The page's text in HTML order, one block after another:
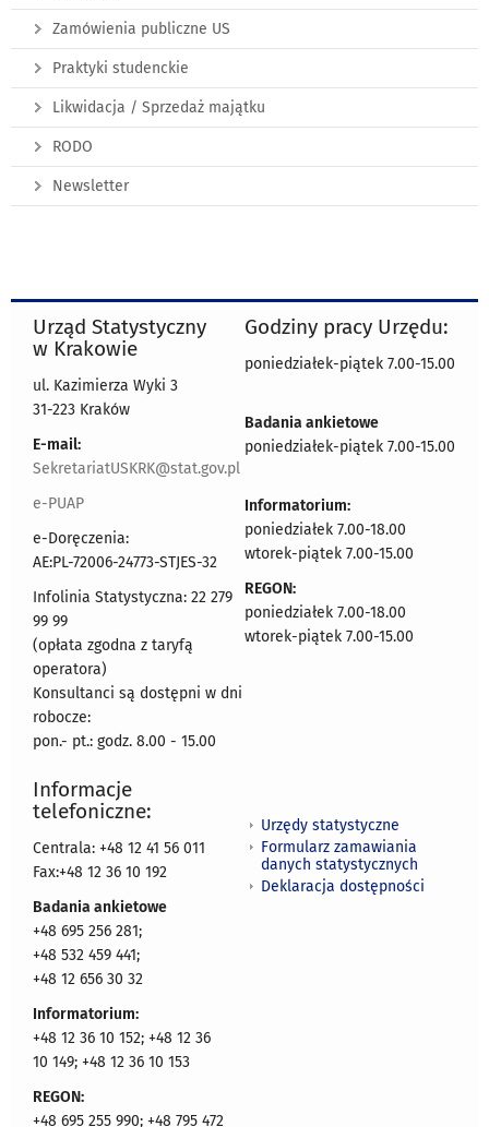
Zamówienia publiczne US
Praktyki studenckie
Likwidacja / Sprzedaż majątku
RODO
Newsletter
Urząd Statystyczny
w Krakowie
ul. Kazimierza Wyki 3
31-223 Kraków
E-mail:
SekretariatUSKRK@stat.gov.pl
e-PUAP
e-Doręczenia:
AE:PL-72006-24773-STJES-32
Infolinia Statystyczna: 22 279
99 99
(opłata zgodna z taryfą
operatora)
Konsultanci są dostępni w dni
robocze:
pon.- pt.: godz. 8.00 - 15.00
Godziny pracy Urzędu:
poniedziałek-piątek 7.00-15.00
Badania ankietowe
poniedziałek-piątek 7.00-15.00
Informatorium:
poniedziałek 7.00-18.00
wtorek-piątek 7.00-15.00
REGON:
poniedziałek 7.00-18.00
wtorek-piątek 7.00-15.00
Informacje
telefoniczne:
Centrala: +48 12 41 56 011
Fax:+48 12 36 10 192
Badania ankietowe
+48 695 256 281;
+48 532 459 441;
+48 12 656 30 32
Informatorium:
+48 12 36 10 152; +48 12 36
10 149; +48 12 36 10 153
REGON:
+48 695 255 990; +48 795 472
Urzędy statystyczne
Formularz zamawiania
danych statystycznych
Deklaracja dostępności